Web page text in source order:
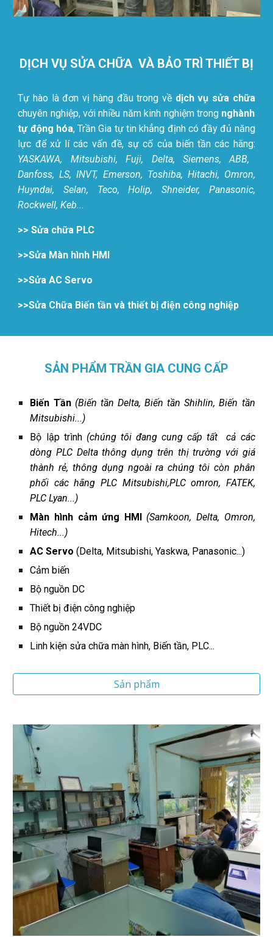
DỊCH VỤ SỬA CHỮA VÀ BẢO TRÌ THIẾT BỊ
Tự hào là đơn vị hàng đầu trong về dịch vụ sửa chữa
chuyên nghiệp, với nhiều năm kinh nghiệm trong nghành
tự động hóa, Trần Gia tự tin khẳng định có đầy đủ năng
lực để xử lí các vấn đề, sự cố của biến tần các hãng:
YASKAWA, Mitsubishi, Fuji, Delta, Siemens, ABB,
Danfoss, LS, INVT, Emerson, Toshiba, Hitachi, Omron,
Huyndai, Selan, Teco, Holip, Shneider, Panasonic,
Rockwell, Keb...
>> Sửa chữa PLC
>>Sửa Màn hình HMI
>>Sửa AC Servo
>>Sửa Chữa Biến tần và thiết bị điện công nghiệp
SẢN PHẨM TRẦN GIA CUNG CẤP
Biến Tần (Biến tần Delta, Biến tần Shihlin, Biến tần
Mitsubishi...)
Bộ lập trình (chúng tôi đang cung cấp tất cả các
dòng PLC Delta thông dụng trên thị trường với giá
thành rẻ, thông dụng ngoài ra chúng tôi còn phân
phối các hãng PLC Mitsubishi,PLC omron, FATEK,
PLC Lyan...)
Màn hình cảm ứng HMI (Samkoon, Delta, Omron,
Hitech...)
AC Servo (Delta, Mitsubishi, Yaskwa, Panasonic...)
Cảm biến
Bộ nguồn DC
Thiết bị điện công nghiệp
Bộ nguồn 24VDC
Linh kiện sửa chữa màn hình, Biến tần, PLC...
Sản phẩm